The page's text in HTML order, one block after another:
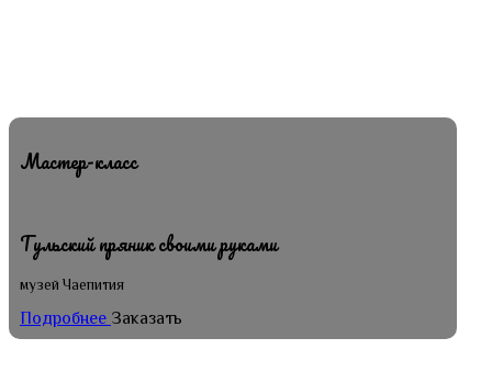
Мастер-класс
Тульский пряник своими руками
музей Чаепития
Подробнее Заказать